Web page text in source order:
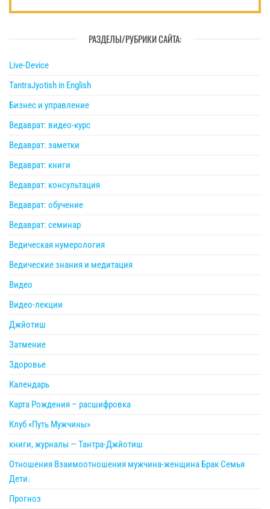
РАЗДЕЛЫ/РУБРИКИ САЙТА:
Live-Device
TantraJyotish in English
Бизнес и управление
Ведаврат: видео-курс
Ведаврат: заметки
Ведаврат: книги
Ведаврат: консультация
Ведаврат: обучение
Ведаврат: семинар
Ведическая нумерология
Ведические знания и медитация
Видео
Видео-лекции
Джйотиш
Затмение
Здоровье
Календарь
Карта Рождения – расшифровка
Клуб «Путь Мужчины»
книги, журналы — Тантра-Джйотиш
Отношения Взаимоотношения мужчина-женщина Брак Семья
Дети.
Прогноз